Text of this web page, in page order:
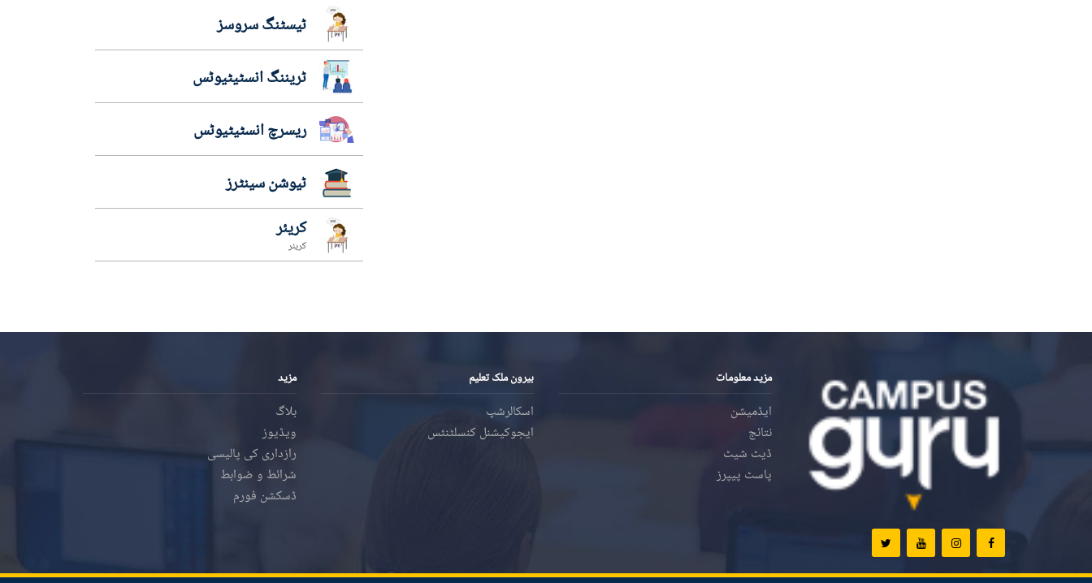
ٹیسٹنگ سروسز
ٹریننگ انسٹیٹیوٹس
ریسرچ انسٹیٹیوٹس
ٹیوشن سینٹرز
کریئر
کریئر
مزید معلومات
ایڈمیشن
نتائج
ڈیٹ شیٹ
پاسٹ پیپرز
بیرون ملک تعلیم
اسکالرشپ
ایجوکیشنل کنسلٹنٹس
مزید
بلاگ
ویڈیوز
رازداری کی پالیسی
شرائط و ضوابط
ڈسکشن فورم